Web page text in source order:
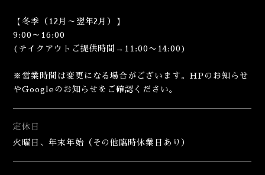
【冬季（12月～翌年2月）】
9:00～16:00
(テイクアウトご提供時間→11:00〜14:00)
※営業時間は変更になる場合がございます。HPのお知らせ
やGoogleのお知らせをご確認ください。
定休日
火曜日、年末年始（その他臨時休業日あり）